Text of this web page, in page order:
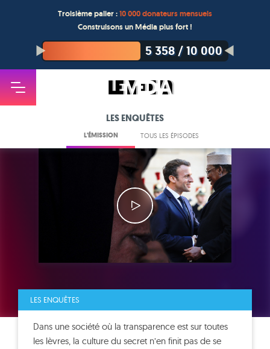
Troisième palier :10 000 donateurs mensuels
Construisons un Média plus fort !
5 358/10 000
LES ENQUÊTES
L'ÉMISSION TOUS LES ÉPISODES
LES ENQUÊTES
Dans une société où la transparence est sur toutes
les lèvres, la culture du secret n’en finit pas de se